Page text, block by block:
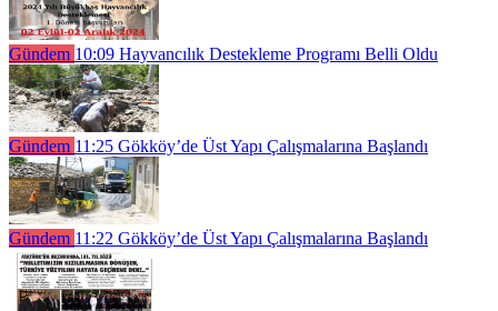
Gündem 10:09 Hayvancılık Destekleme Programı Belli Oldu
Gündem 11:25 Gökköy’de Üst Yapı Çalışmalarına Başlandı
Gündem 11:22 Gökköy’de Üst Yapı Çalışmalarına Başlandı